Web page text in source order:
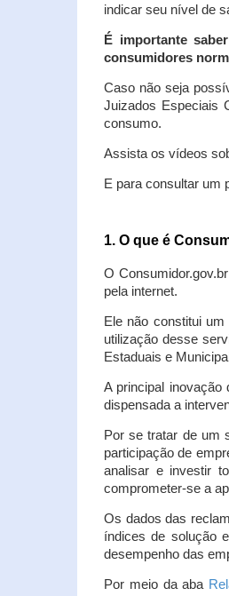
indicar seu nível de
É importante
consumidores
Caso não seja
Juizados Especiais
consumo.
Assista os vídeos
E para consultar um
1. O que é
O
pela internet.
Ele não constitui
utilização desse
Estaduais e
A principal inovação
dispensada a
Por se tratar de um
participação de
analisar e investir
comprometer-se a
Os dados das
índices de solução
desempenho das
Por meio da aba